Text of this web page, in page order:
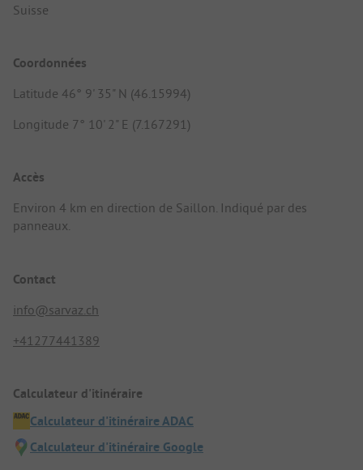
Suisse
Coordonnées
Latitude 46° 9' 35" N (46.15994)
Longitude 7° 10' 2" E (7.167291)
Accès
Environ 4 km en direction de Saillon. Indiqué par des
panneaux.
Contact
info@sarvaz.ch
+41277441389
Calculateur d'itinéraire
Calculateur d'itinéraire ADAC
Calculateur d'itinéraire Google